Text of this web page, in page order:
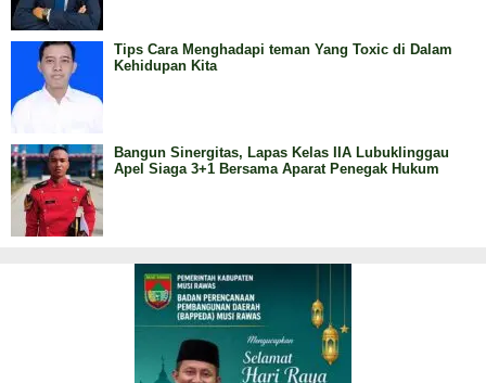
Tips Cara Menghadapi teman Yang Toxic di Dalam
Kehidupan Kita
Bangun Sinergitas, Lapas Kelas IIA Lubuklinggau
Apel Siaga 3+1 Bersama Aparat Penegak Hukum